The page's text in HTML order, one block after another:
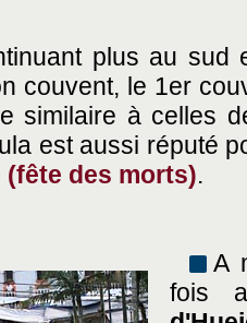
plus au
couvent, le 1er
similaire à celles
est aussi réputé
(fête des morts).
A
fois